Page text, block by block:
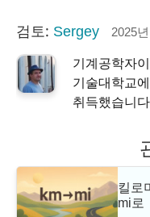
검토: Sergey 2025
기계공학자
기술대학교
취득했습니
킬로
mi로